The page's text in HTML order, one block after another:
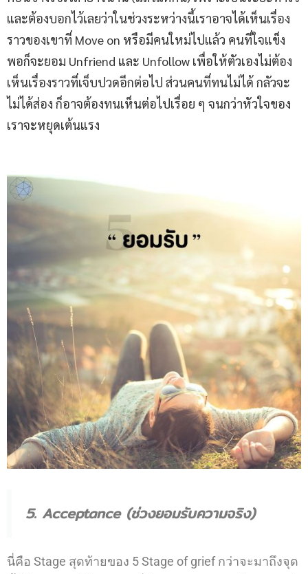
และต้องบอกไว้เลยว่าในช่วงระหว่างนี้เราอาจได้เห็นเรื่อง
ราวของเขาที่ Move on หรือมีคนใหม่ไปแล้ว คนที่ใจแข็ง
พอก็จะยอม Unfriend และ Unfollow เพื่อให้ตัวเองไม่ต้อง
เห็นเรื่องราวที่เจ็บปวดอีกต่อไป ส่วนคนที่ทนไม่ได้ กลัวจะ
ไม่ได้ส่อง ก็อาจต้องทนเห็นต่อไปเรื่อย ๆ จนกว่าหัวใจของ
เราจะหยุดเต้นแรง
5. Acceptance (ช่วงยอมรับความจริง)
นี่คือ Stage สุดท้ายของ 5 Stage of grief กว่าจะมาถึงจุด